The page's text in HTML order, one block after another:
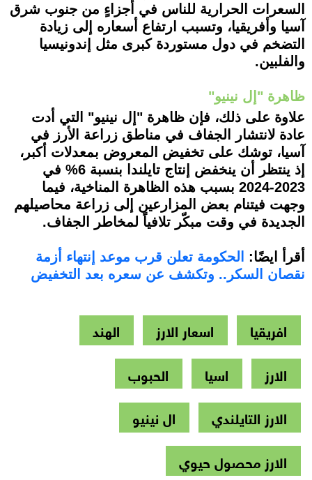
السعرات الحرارية للناس في أجزاءٍ من جنوب شرق
آسيا وأفريقيا، وتسبب ارتفاع أسعاره إلى زيادة
التضخم في دول مستوردة كبرى مثل إندونيسيا
والفلبين.
ظاهرة "إل نينيو"
علاوة على ذلك، فإن ظاهرة "إل نينيو" التي أدت
عادة لانتشار الجفاف في مناطق زراعة الأرز في
آسيا، توشك على تخفيض المعروض بمعدلات أكبر،
إذ ينتظر أن ينخفض إنتاج تايلندا بنسبة 6% في
2023-2024 بسبب هذه الظاهرة المناخية، فيما
وجهت فيتنام بعض المزارعين إلى زراعة محاصيلهم
الجديدة في وقت مبكّر تلافياً لمخاطر الجفاف.
أقرأ ايضًا:
الحكومة تعلن قرب موعد إنتهاء أزمة
نقصان السكر.. وتكشف عن سعره بعد التخفيض
افريقيا اسعار الارز
الهند
الارز
اسيا
الحبوب
الارز التايلندي
ال نينيو
الارز محصول حيوي